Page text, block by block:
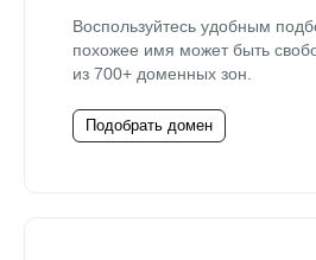
Воспользуйтесь удобным
похожее имя может быть
из 700+ доменных зон.
Подобрать домен